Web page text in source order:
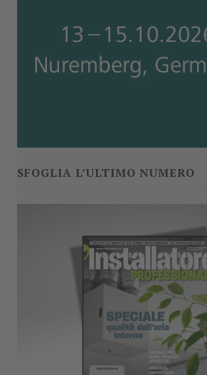
SFOGLIA L’ULTIMO NUMERO